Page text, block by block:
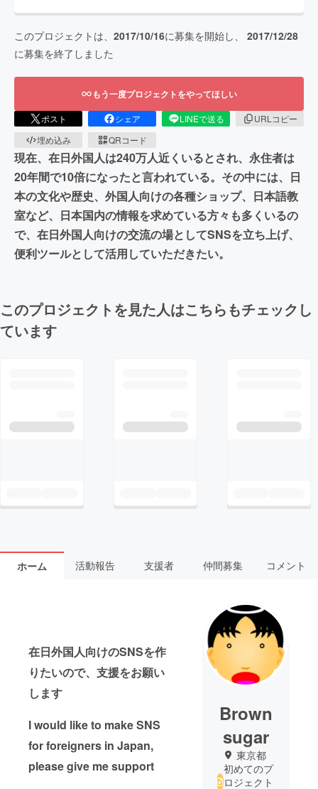
このプロジェクトは、 2017/10/16に募集を開始し、 2017/12/28
に募集を終了しました
もう一度プロジェクトをやってほしい
ポスト シェア LINEで送る
URLコピー
埋め込み
QRコード
現在、在日外国人は240万人近くいるとされ、永住者は
20年間で10倍になったと言われている。その中には、日
本の文化や歴史、外国人向けの各種ショップ、日本語教
室など、日本国内の情報を求めている方々も多くいるの
で、在日外国人向けの交流の場としてSNSを立ち上げ、
便利ツールとして活用していただきたい。
このプロジェクトを見た人はこちらもチェックし
ています
ホーム 活動報告 支援者 仲間募集 コメント
在日外国人向けのSNSを作
りたいので、支援をお願い
します
I would like to make SNS
for foreigners in Japan,
please give me support
Brown
sugar
東京都
初めてのプ
ロジェクト